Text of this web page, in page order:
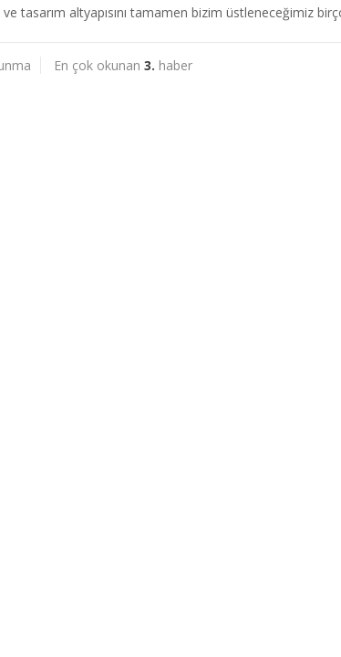
ve tasarım altyapısını tamamen bizim üstleneceğimiz
En çok okunan 3. haber